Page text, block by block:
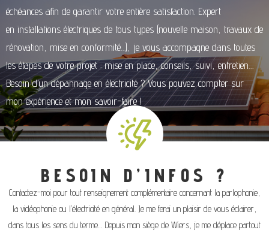
échéances afin de garantir votre entière satisfaction. Expert
en installations électriques de tous types (nouvelle maison, travaux de
rénovation, mise en conformité…), je vous accompagne dans toutes
les étapes de votre projet : mise en place, conseils, suivi, entretien…
Besoin d’un dépannage en électricité ? Vous pouvez compter sur
mon expérience et mon savoir-faire !
BESOIN D’INFOS ?
Contactez-moi pour tout renseignement complémentaire concernant la parlophonie,
la vidéophonie ou l’électricité en général. Je me ferai un plaisir de vous éclairer,
dans tous les sens du terme… Depuis mon siège de Wiers, je me déplace partout